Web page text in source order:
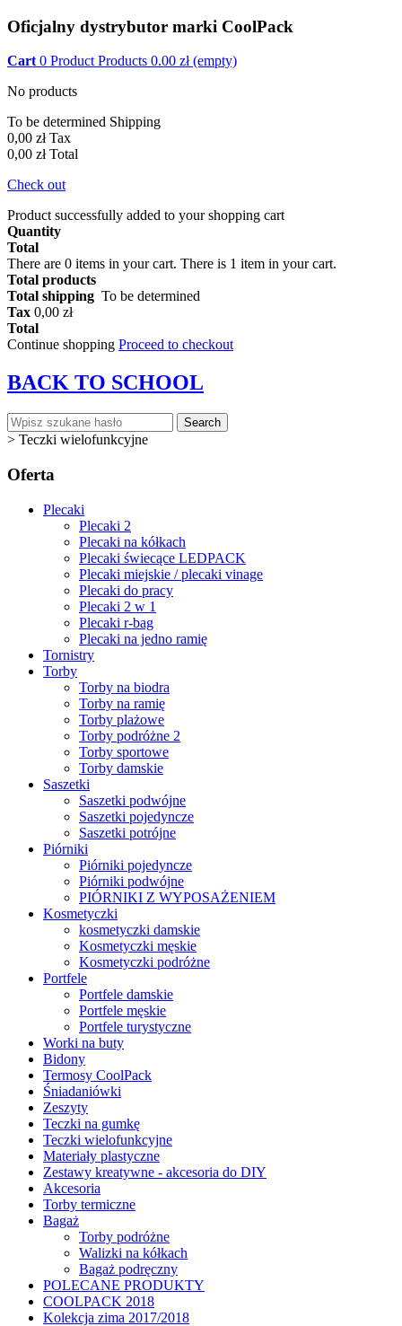
Oficjalny dystrybutor marki CoolPack
Cart 0 Product Products 0.00 zł (empty)
No products
To be determined Shipping
0,00 zł Tax
0,00 zł Total
Check out
Product successfully added to your shopping cart
Quantity
Total
There are 0 items in your cart. There is 1 item in your cart.
Total products
Total shipping To be determined
Tax 0,00 zł
Total
Continue shopping Proceed to checkout
BACK TO SCHOOL
Search
> Teczki wielofunkcyjne
Oferta
Plecaki
Plecaki 2
Plecaki na kółkach
Plecaki świecące LEDPACK
Plecaki miejskie / plecaki vinage
Plecaki do pracy
Plecaki 2 w 1
Plecaki r-bag
Plecaki na jedno ramię
Tornistry
Torby
Torby na biodra
Torby na ramię
Torby plażowe
Torby podróżne 2
Torby sportowe
Torby damskie
Saszetki
Saszetki podwójne
Saszetki pojedyncze
Saszetki potrójne
Piórniki
Piórniki pojedyncze
Piórniki podwójne
PIÓRNIKI Z WYPOSAŻENIEM
Kosmetyczki
kosmetyczki damskie
Kosmetyczki męskie
Kosmetyczki podróżne
Portfele
Portfele damskie
Portfele męskie
Portfele turystyczne
Worki na buty
Bidony
Termosy CoolPack
Śniadaniówki
Zeszyty
Teczki na gumkę
Teczki wielofunkcyjne
Materiały plastyczne
Zestawy kreatywne - akcesoria do DIY
Akcesoria
Torby termiczne
Bagaż
Torby podróżne
Walizki na kółkach
Bagaż podręczny
POLECANE PRODUKTY
COOLPACK 2018
Kolekcja zima 2017/2018